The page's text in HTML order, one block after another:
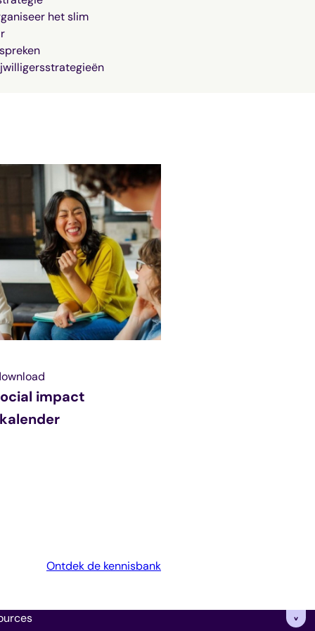
het slim
impact
Ontdek de kennisbank